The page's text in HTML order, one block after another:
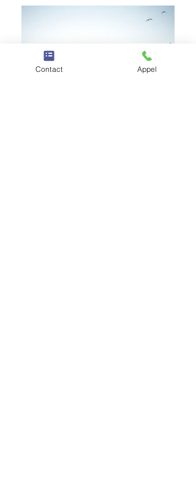
Contact Appel